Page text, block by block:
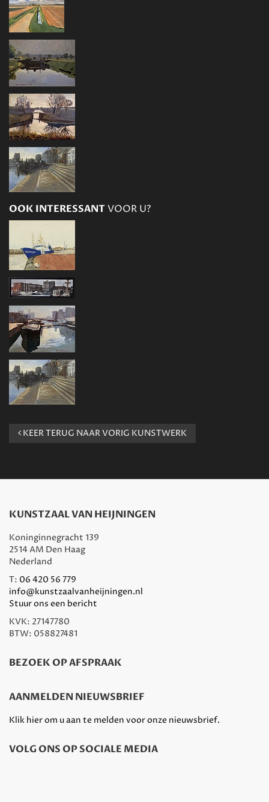
OOK INTERESSANTVOOR U?
KEER TERUG NAAR VORIG KUNSTWERK
KUNSTZAAL VAN HEIJNINGEN
Koninginnegracht 139
2514 AM Den Haag
Nederland
T: 06 420 56 779
info@kunstzaalvanheijningen.nl
Stuur ons een bericht
KVK: 27147780
BTW: 058827481
BEZOEK OP AFSPRAAK
AANMELDEN NIEUWSBRIEF
Klik hier om u aan te melden voor onze nieuwsbrief.
VOLG ONS OP SOCIALE MEDIA